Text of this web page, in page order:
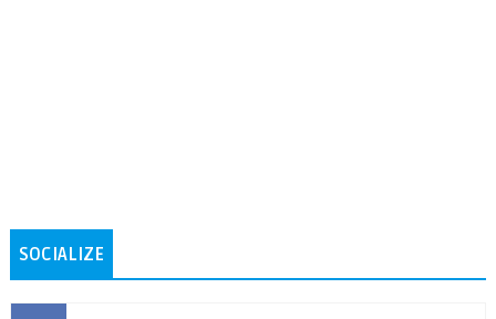
SOCIALIZE